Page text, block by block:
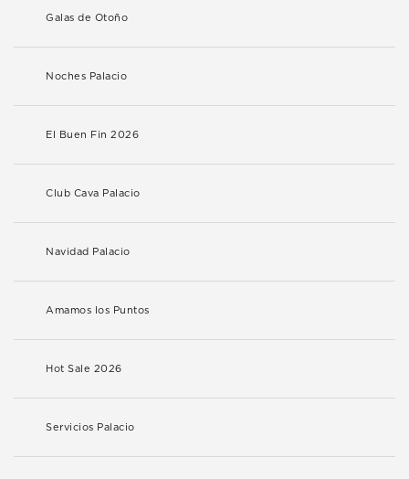
Galas de Otoño
Noches Palacio
El Buen Fin 2026
Club Cava Palacio
Navidad Palacio
Amamos los Puntos
Hot Sale 2026
Servicios Palacio